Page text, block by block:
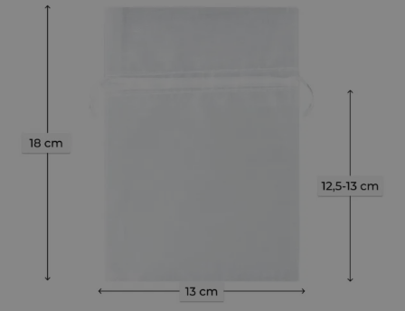
doorschemeren en geeft een elegante presentatie. Door de
Hoe kunnen organza zakjes 13 x 18 cm thuis en in het
• kleine cadeaus voor feesten en gelegenheden
• decoratieve verpakking voor sieraden, mini-zepen of kleine
• geurzakjes met gedroogde bloemen voor kast of lade
• bedrijven voor give-aways en kleine relatiegeschenken